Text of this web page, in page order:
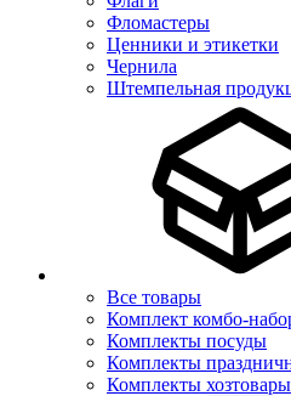
Фломастеры
Ценники и этикетки
Чернила
Штемпельная
Все товары
Комплект комбо-
Комплекты посуды
Комплекты
Комплекты хозтовары